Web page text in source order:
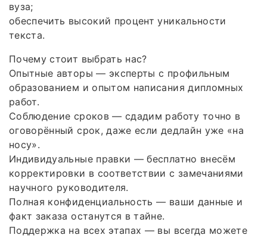
вуза;
обеспечить высокий процент уникальности
текста.
Почему стоит выбрать нас?
Опытные авторы — эксперты с профильным
образованием и опытом написания дипломных
работ.
Соблюдение сроков — сдадим работу точно в
оговорённый срок, даже если дедлайн уже «на
носу».
Индивидуальные правки — бесплатно внесём
корректировки в соответствии с замечаниями
научного руководителя.
Полная конфиденциальность — ваши данные и
факт заказа останутся в тайне.
Поддержка на всех этапах — вы всегда можете